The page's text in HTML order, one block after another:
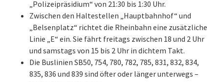
„Polizeipräsidium“ von 21:30 bis 1:30 Uhr.
Zwischen den Haltestellen „Hauptbahnhof“ und
„Belsenplatz“ richtet die Rheinbahn eine zusätzliche
Linie „E“ ein. Sie fährt freitags zwischen 18 und 2 Uhr
und samstags von 15 bis 2 Uhr in dichtem Takt.
Die Buslinien SB50, 754, 780, 782, 785, 831, 832, 834,
835, 836 und 839 sind öfter oder länger unterwegs –